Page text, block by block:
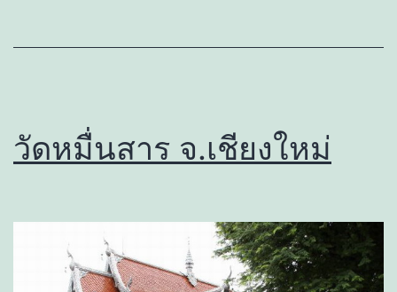
วัดหมื่นสาร จ.เชียงใหม่